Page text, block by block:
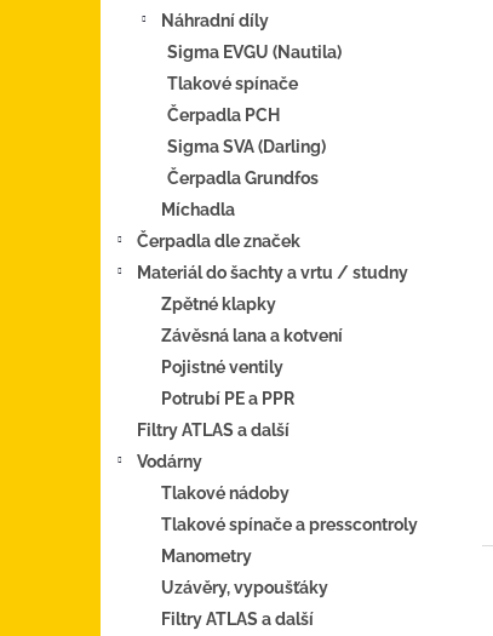
Náhradní díly
Sigma EVGU (Nautila)
Tlakové spínače
Čerpadla PCH
Sigma SVA (Darling)
Čerpadla Grundfos
Míchadla
Čerpadla dle značek
Materiál do šachty a vrtu / studny
Zpětné klapky
Závěsná lana a kotvení
Pojistné ventily
Potrubí PE a PPR
Filtry ATLAS a další
Vodárny
Tlakové nádoby
Tlakové spínače a presscontroly
Manometry
Uzávěry, vypoušťáky
Filtry ATLAS a další